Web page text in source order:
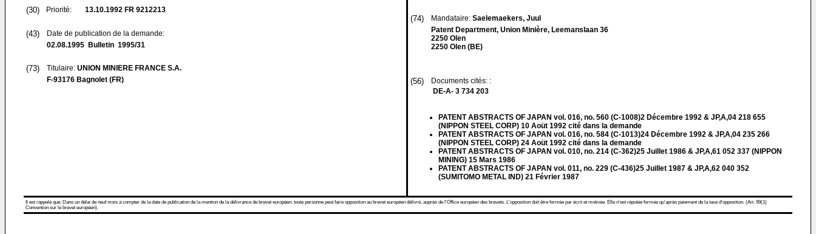
(30) Priorité: 13.10.1992 FR 9212213
(43)
Date de publication de la demande:
02.08.1995 Bulletin 1995/31
(73) Titulaire: UNION MINIERE FRANCE S.A.
F-93176 Bagnolet (FR)
(74) Mandataire: Saelemaekers, Juul
Patent Department, Union Minière, Leemanslaan 36
2250 Olen
2250 Olen (BE)
(56)
Documents cités: :
DE-A- 3 734 203
PATENT ABSTRACTS OF JAPAN vol. 016, no. 560 (C-1008)2 Décembre 1992 & JP,A,04 218 655
(NIPPON STEEL CORP) 10 Aoüt 1992 cité dans la demande
PATENT ABSTRACTS OF JAPAN vol. 016, no. 584 (C-1013)24 Décembre 1992 & JP,A,04 235 266
(NIPPON STEEL CORP) 24 Aoüt 1992 cité dans la demande
PATENT ABSTRACTS OF JAPAN vol. 010, no. 214 (C-362)25 Juillet 1986 & JP,A,61 052 337 (NIPPON
MINING) 15 Mars 1986
PATENT ABSTRACTS OF JAPAN vol. 011, no. 229 (C-436)25 Juillet 1987 & JP,A,62 040 352
(SUMITOMO METAL IND) 21 Février 1987
Il est rappelé que: Dans un délai de neuf mois à compter de la date de publication de la mention de la délivrance de brevet européen, toute personne peut faire opposition au brevet européen délivré, auprès de l'Office européen des brevets. L'opposition doit être formée par écrit et motivée. Elle n'est réputée formée qu'après paiement de la taxe d'opposition. (Art. 99(1)
Convention sur le brevet européen).